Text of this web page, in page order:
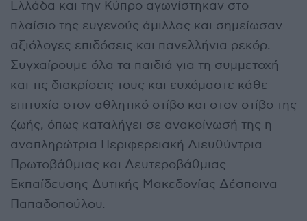
Ελλάδα και την Κύπρο αγωνίστηκαν στο
πλαίσιο της ευγενούς άμιλλας και σημείωσαν
αξιόλογες επιδόσεις και πανελλήνια ρεκόρ.
Συγχαίρουμε όλα τα παιδιά για τη συμμετοχή
και τις διακρίσεις τους και ευχόμαστε κάθε
επιτυχία στον αθλητικό στίβο και στον στίβο της
ζωής, όπως καταλήγει σε ανακοίνωσή της η
αναπληρώτρια Περιφερειακή Διευθύντρια
Πρωτοβάθμιας και Δευτεροβάθμιας
Εκπαίδευσης Δυτικής Μακεδονίας Δέσποινα
Παπαδοπούλου.